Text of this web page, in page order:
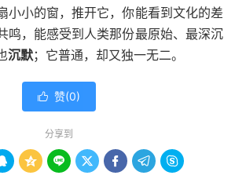
小小的窗，推开它，你能看到文化的差
鸣，能感受到人类那份最原始、最深沉
沉默；它普通，却又独一无二。
 赞(0)
分享到
     